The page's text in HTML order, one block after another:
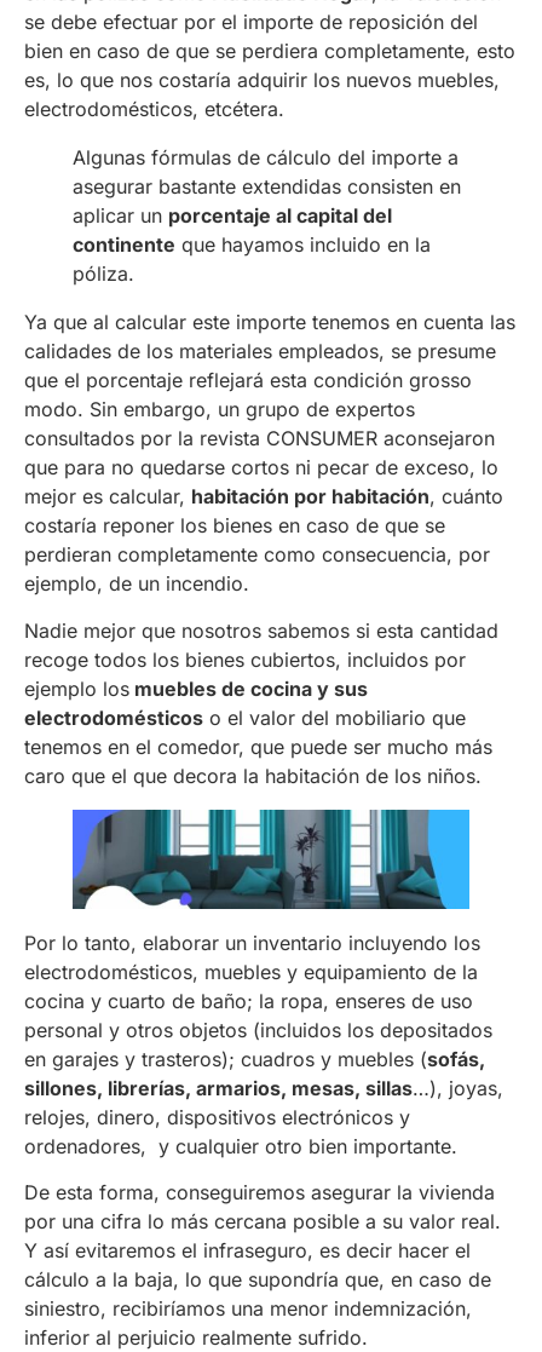
se debe efectuar por el importe de reposición del
bien en caso de que se perdiera completamente, esto
es, lo que nos costaría adquirir los nuevos muebles,
electrodomésticos, etcétera.
Algunas fórmulas de cálculo del importe a
asegurar bastante extendidas consisten en
aplicar un porcentaje al capital del
continente que hayamos incluido en la
póliza.
Ya que al calcular este importe tenemos en cuenta las
calidades de los materiales empleados, se presume
que el porcentaje reflejará esta condición grosso
modo. Sin embargo, un grupo de expertos
consultados por la revista CONSUMER aconsejaron
que para no quedarse cortos ni pecar de exceso, lo
mejor es calcular, habitación por habitación, cuánto
costaría reponer los bienes en caso de que se
perdieran completamente como consecuencia, por
ejemplo, de un incendio.
Nadie mejor que nosotros sabemos si esta cantidad
recoge todos los bienes cubiertos, incluidos por
ejemplo los muebles de cocina y sus
electrodomésticos o el valor del mobiliario que
tenemos en el comedor, que puede ser mucho más
caro que el que decora la habitación de los niños.
Por lo tanto, elaborar un inventario incluyendo los
electrodomésticos, muebles y equipamiento de la
cocina y cuarto de baño; la ropa, enseres de uso
personal y otros objetos (incluidos los depositados
en garajes y trasteros); cuadros y muebles (sofás,
sillones, librerías, armarios, mesas, sillas…), joyas,
relojes, dinero, dispositivos electrónicos y
ordenadores, y cualquier otro bien importante.
De esta forma, conseguiremos asegurar la vivienda
por una cifra lo más cercana posible a su valor real.
Y así evitaremos el infraseguro, es decir hacer el
cálculo a la baja, lo que supondría que, en caso de
siniestro, recibiríamos una menor indemnización,
inferior al perjuicio realmente sufrido.